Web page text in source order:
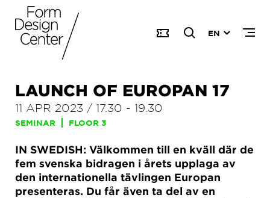
EN
LAUNCH OF EUROPAN 17
11 APR 2023 / 17.30 - 19.30
SEMINAR FLOOR 3
IN SWEDISH: Välkommen till en kväll där de
fem svenska bidragen i årets upplaga av
den internationella tävlingen Europan
presenteras. Du får även ta del av en